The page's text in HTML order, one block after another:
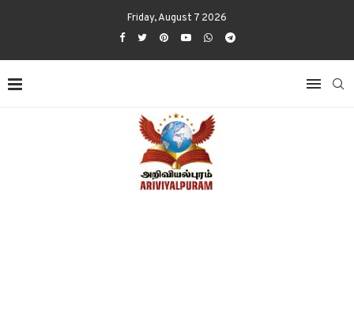
Friday, August 7 2026